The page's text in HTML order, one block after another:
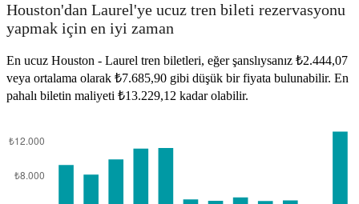
Houston'dan Laurel'ye ucuz tren bileti rezervasyonu
yapmak için en iyi zaman
En ucuz Houston - Laurel tren biletleri, eğer şanslıysanız ₺2.444,07
veya ortalama olarak ₺7.685,90 gibi düşük bir fiyata bulunabilir. En
pahalı biletin maliyeti ₺13.229,12 kadar olabilir.